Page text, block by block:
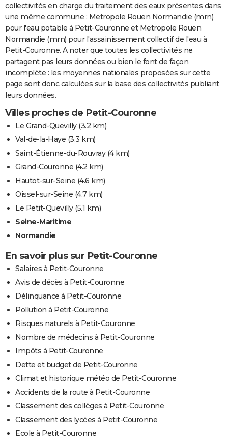
collectivités en charge du traitement des eaux présentes dans
une même commune : Metropole Rouen Normandie (mrn)
pour l'eau potable à Petit-Couronne et Metropole Rouen
Normandie (mrn) pour l'assainissement collectif de l'eau à
Petit-Couronne. A noter que toutes les collectivités ne
partagent pas leurs données ou bien le font de façon
incomplète : les moyennes nationales proposées sur cette
page sont donc calculées sur la base des collectivités publiant
leurs données.
Villes proches de Petit-Couronne
Le Grand-Quevilly(3.2 km)
Val-de-la-Haye (3.3 km)
Saint-Étienne-du-Rouvray(4 km)
Grand-Couronne (4.2 km)
Hautot-sur-Seine (4.6 km)
Oissel-sur-Seine (4.7 km)
Le Petit-Quevilly(5.1 km)
Seine-Maritime
Normandie
En savoir plus sur Petit-Couronne
Salaires à Petit-Couronne
Avis de décès à Petit-Couronne
Délinquance à Petit-Couronne
Pollution à Petit-Couronne
Risques naturels à Petit-Couronne
Nombre de médecins à Petit-Couronne
Impôts à Petit-Couronne
Dette et budget de Petit-Couronne
Climat et historique météo de Petit-Couronne
Accidents de la route à Petit-Couronne
Classement des collèges à Petit-Couronne
Classement des lycées à Petit-Couronne
Ecole à Petit-Couronne